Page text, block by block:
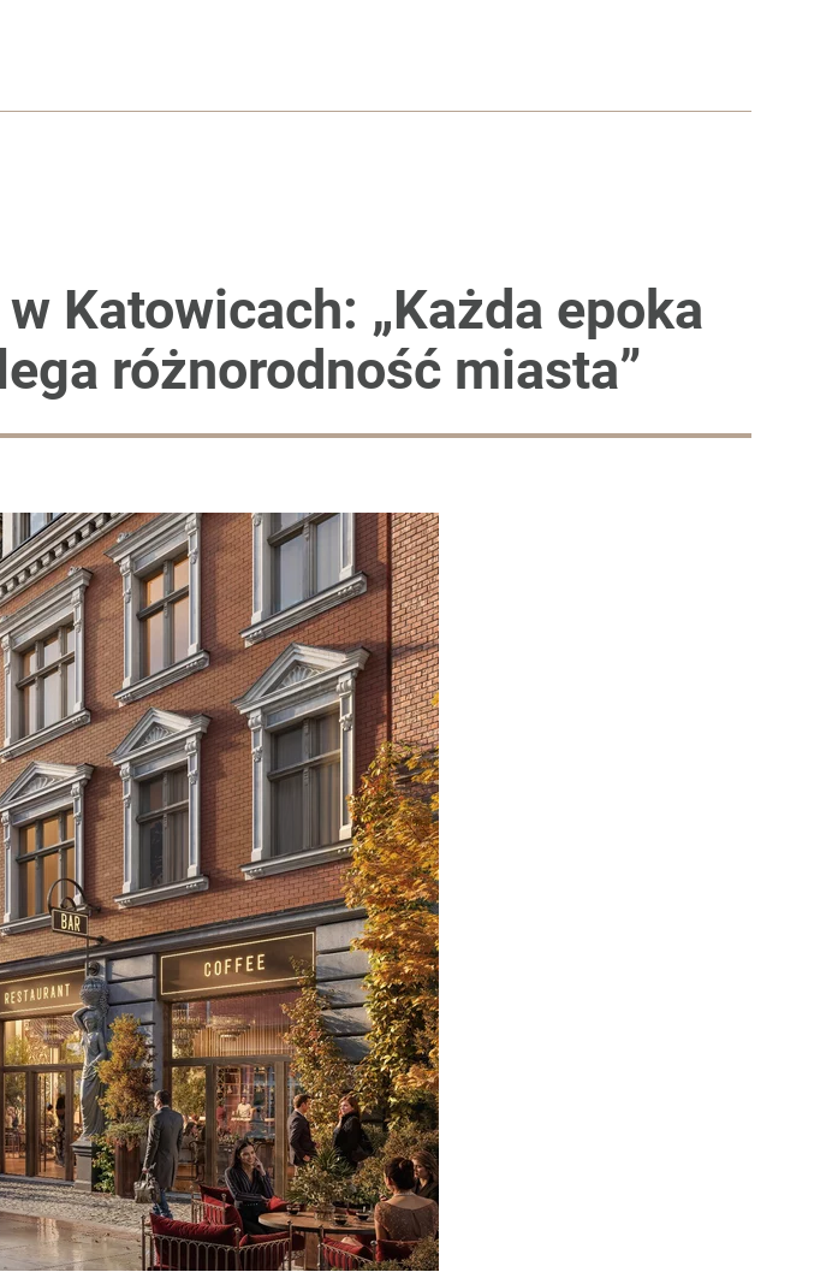
Katowicach: „Każda epoka
różnorodność miasta”